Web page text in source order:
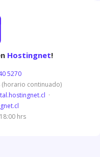
Hostingnet!
5270
(horario continuado)
·
hrs